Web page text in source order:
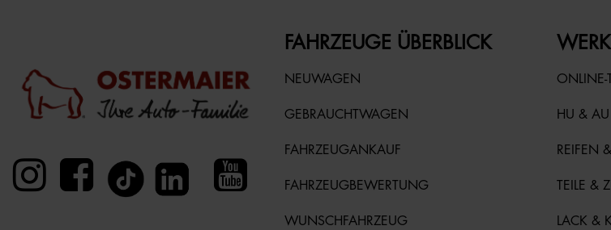
FAHRZEUGE ÜBERBLICK
NEUWAGEN
GEBRAUCHTWAGEN
FAHRZEUGANKAUF
FAHRZEUGBEWERTUNG
WUNSCHFAHRZEUG
ONLINE-
HU & AU
REIFEN
TEILE &
LACK &